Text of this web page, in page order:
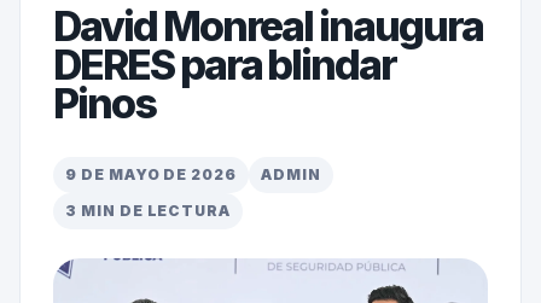
David Monreal inaugura
DERES para blindar
Pinos
9 DE MAYO DE 2026
ADMIN
3 MIN DE LECTURA